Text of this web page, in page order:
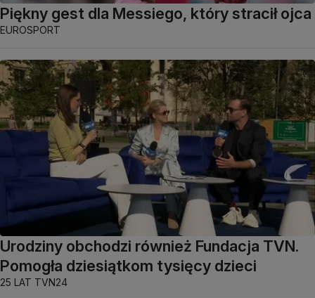
Piękny gest dla Messiego, który stracił ojca
EUROSPORT
Urodziny obchodzi również Fundacja TVN.
Pomogła dziesiątkom tysięcy dzieci
25 LAT TVN24